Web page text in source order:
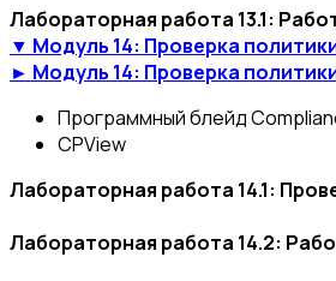
Лабораторная работа 13.1:
▼ Модуль 14: Проверка
► Модуль 14: Проверка
Программный блейд
CPView
Лабораторная работа 14.1:
Лабораторная работа 14.2: